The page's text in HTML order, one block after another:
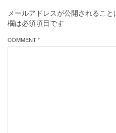
メールアドレスが公開されること
欄は必須項目です
COMMENT *